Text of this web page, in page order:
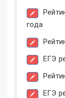
года
ЕГЭ
ЕГЭ